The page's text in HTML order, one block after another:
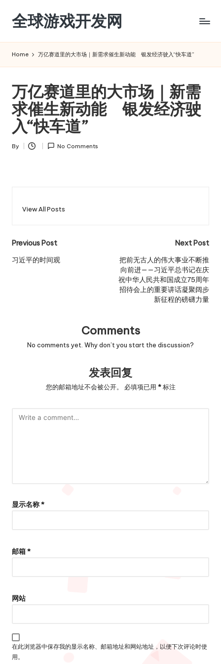
Skip
content
全球游戏开发网
Home 万亿赛道里的大市场｜新需求催生新动能 银发经济驶入“快车道”
万亿赛道里的大市场｜新需
求催生新动能 银发经济驶
入“快车道”
Posted
By No Comments
View All Posts
Post
navigation
Previous Post
习近平的时间观
Next Post
把前无古人的伟大事业不断推
向前进——习近平总书记在庆
祝中华人民共和国成立75周年
招待会上的重要讲话凝聚阔步
新征程的磅礴力量
Comments
No comments yet. Why don’t you start the discussion?
发表回复
您的邮箱地址不会被公开。 必填项已用 *标注
显示名称*
邮箱*
网站
在此浏览器中保存我的显示名称、邮箱地址和网站地址，以便下次评论时使
用。